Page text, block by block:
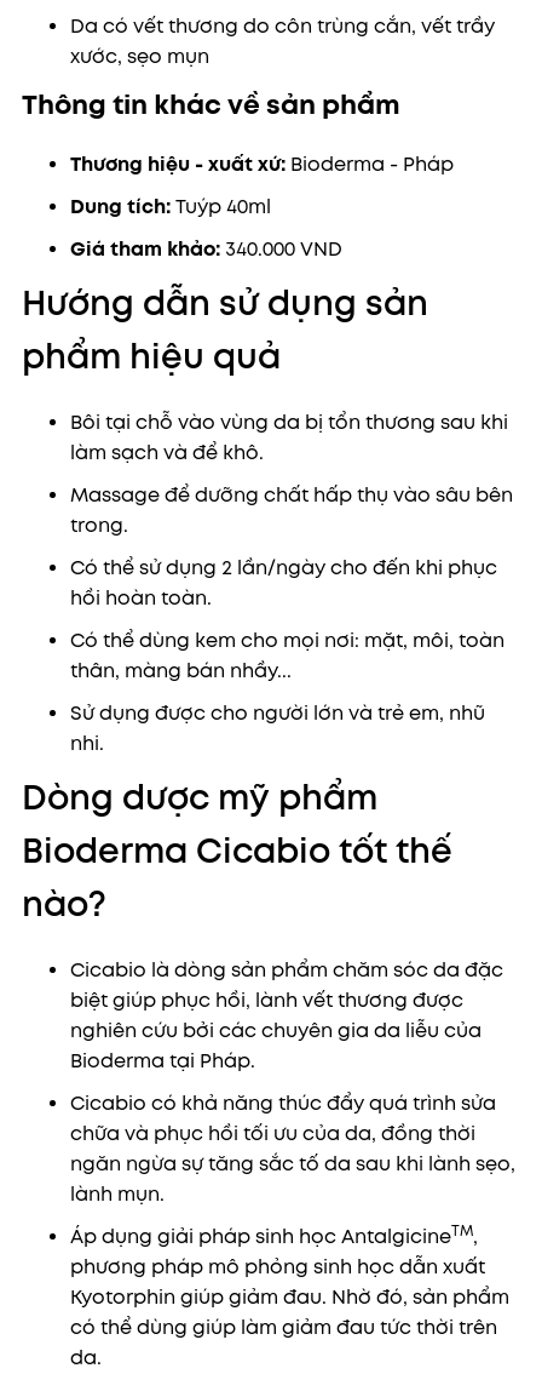
Da có vết thương do côn trùng cắn, vết trầy
xước, sẹo mụn
Thông tin khác về sản phẩm
Thương hiệu - xuất xứ:Bioderma - Pháp
Dung tích:Tuýp 40ml
Giá tham khảo:340.000 VND
Hướng dẫn sử dụng sản
phẩm hiệu quả
Bôi tại chỗ vào vùng da bị tổn thương sau khi
làm sạch và để khô.
Massage để dưỡng chất hấp thụ vào sâu bên
trong.
Có thể sử dụng 2 lần/ngày cho đến khi phục
hồi hoàn toàn.
Có thể dùng kem cho mọi nơi: mặt, môi, toàn
thân, màng bán nhầy...
Sử dụng được cho người lớn và trẻ em, nhũ
nhi.
Dòng dược mỹ phẩm
Bioderma Cicabio tốt thế
nào?
Cicabio là dòng sản phẩm chăm sóc da đặc
biệt giúp phục hồi, lành vết thương được
nghiên cứu bởi các chuyên gia da liễu của
Bioderma tại Pháp.
Cicabio có khả năng thúc đẩy quá trình sửa
chữa và phục hồi tối ưu của da, đồng thời
ngăn ngừa sự tăng sắc tố da sau khi lành sẹo,
lành mụn.
Áp dụng giải pháp sinh học AntalgicineTM,
phương pháp mô phỏng sinh học dẫn xuất
Kyotorphin giúp giảm đau. Nhờ đó, sản phẩm
có thể dùng giúp làm giảm đau tức thời trên
da.